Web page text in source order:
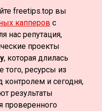
freetips.top вы
капперов с
нас репутация,
проекты
, которая длилась
ресурсы из
контролем и сегодня,
результаты
проверенного